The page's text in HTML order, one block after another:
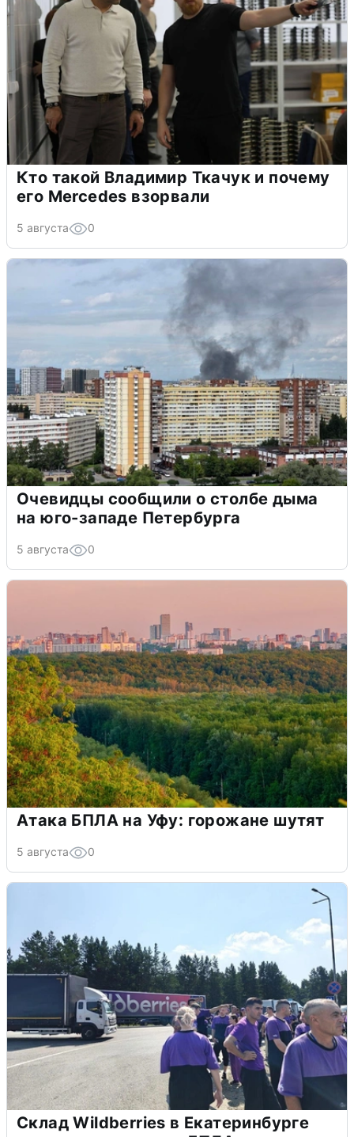
Кто такой Владимир Ткачук и почему
его Mercedes взорвали
5 августа 0
Очевидцы сообщили о столбе дыма
на юго-западе Петербурга
5 августа 0
Атака БПЛА на Уфу: горожане шутят
5 августа 0
Склад Wildberries в Екатеринбурге